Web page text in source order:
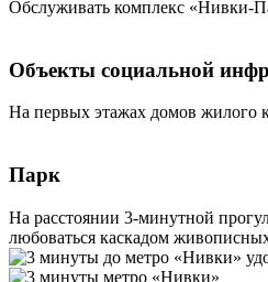
Обслуживать комплекс «Нивки-
Объекты социальной
На первых этажах домов жилого
Парк
На расстоянии 3-минутной
любоваться каскадом